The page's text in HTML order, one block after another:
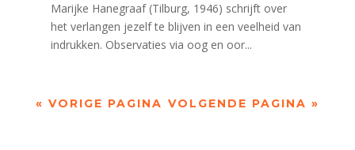
Marijke Hanegraaf (Tilburg, 1946) schrijft over
het verlangen jezelf te blijven in een veelheid van
indrukken. Observaties via oog en oor...
« VORIGE PAGINA VOLGENDE PAGINA »